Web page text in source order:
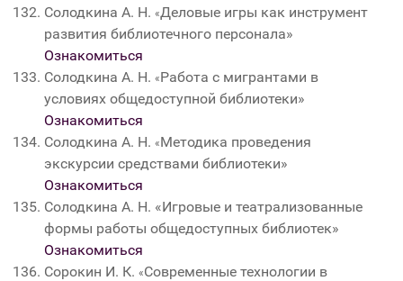
Солодкина А. Н. «Деловые игры как инструмент
развития библиотечного персонала»
Ознакомиться
Солодкина А. Н. «Работа с мигрантами в
условиях общедоступной библиотеки»
Ознакомиться
Солодкина А. Н. «Методика проведения
экскурсии средствами библиотеки»
Ознакомиться
Солодкина А. Н. «Игровые и театрализованные
формы работы общедоступных библиотек»
Ознакомиться
Сорокин И. К. «Современные технологии в